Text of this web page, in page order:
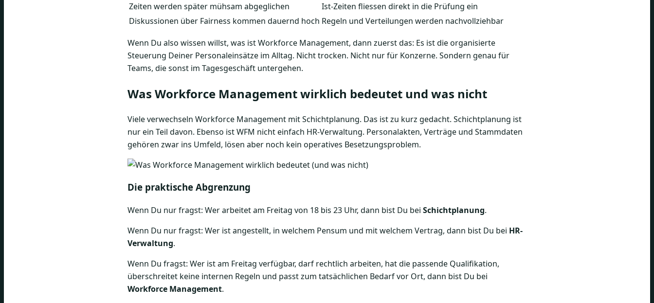
Zeiten werden später mühsam abgeglichen
Ist-Zeiten fliessen direkt in die Prüfung ein
Diskussionen über Fairness kommen dauernd hoch Regeln und Verteilungen werden nachvollziehbar
Wenn Du also wissen willst, was ist Workforce Management, dann zuerst das: Es ist die organisierte
Steuerung Deiner Personaleinsätze im Alltag. Nicht trocken. Nicht nur für Konzerne. Sondern genau für
Teams, die sonst im Tagesgeschäft untergehen.
Was Workforce Management wirklich bedeutet und was nicht
Viele verwechseln Workforce Management mit Schichtplanung. Das ist zu kurz gedacht. Schichtplanung ist
nur ein Teil davon. Ebenso ist WFM nicht einfach HR-Verwaltung. Personalakten, Verträge und Stammdaten
gehören zwar ins Umfeld, lösen aber noch kein operatives Besetzungsproblem.
Die praktische Abgrenzung
Wenn Du nur fragst: Wer arbeitet am Freitag von 18 bis 23 Uhr, dann bist Du bei Schichtplanung.
Wenn Du nur fragst: Wer ist angestellt, in welchem Pensum und mit welchem Vertrag, dann bist Du bei HR-
Verwaltung.
Wenn Du fragst: Wer ist am Freitag verfügbar, darf rechtlich arbeiten, hat die passende Qualifikation,
überschreitet keine internen Regeln und passt zum tatsächlichen Bedarf vor Ort, dann bist Du bei
Workforce Management.